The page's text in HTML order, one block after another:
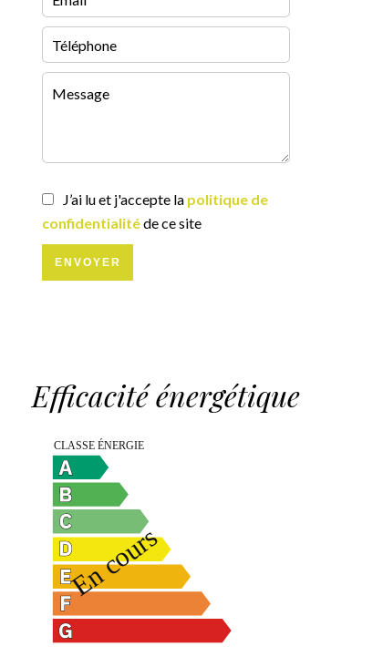
J’ai lu et j'accepte la politique de
confidentialitéde ce site
ENVOYER
Efficacité énergétique